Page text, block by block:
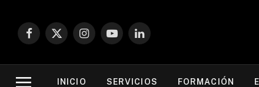
Facebook
X
InstagramYouTubeLinkedIn
INICIO SERVICIOS FORMACIÓN